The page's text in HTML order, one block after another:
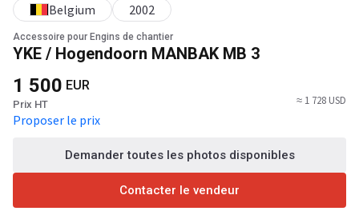
Accessoire pour Engins de chantier
YKE / Hogendoorn MANBAK MB 3
Belgium 2002
1 500 EUR
Prix HT
Proposer le prix
≈ 1 728 USD
Demander toutes les photos disponibles
Contacter le vendeur